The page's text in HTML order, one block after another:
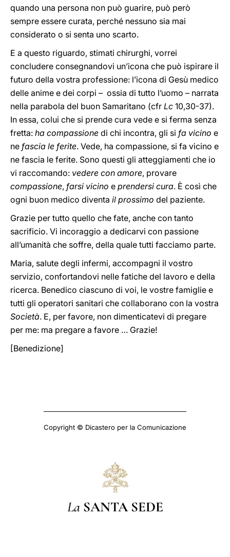
quando una persona non può guarire, può però
sempre essere curata, perché nessuno sia mai
considerato o si senta uno scarto.
E a questo riguardo, stimati chirurghi, vorrei
concludere consegnandovi un’icona che può ispirare il
futuro della vostra professione: l’icona di Gesù medico
delle anime e dei corpi – ossia di tutto l’uomo – narrata
nella parabola del buon Samaritano (cfr Lc 10,30-37).
In essa, colui che si prende cura vede e si ferma senza
fretta: ha compassione di chi incontra, gli si fa vicino e
ne fascia le ferite. Vede, ha compassione, si fa vicino e
ne fascia le ferite. Sono questi gli atteggiamenti che io
vi raccomando: vedere con amore, provare
compassione, farsi vicino e prendersi cura. È così che
ogni buon medico diventa il prossimo del paziente.
Grazie per tutto quello che fate, anche con tanto
sacrificio. Vi incoraggio a dedicarvi con passione
all’umanità che soffre, della quale tutti facciamo parte.
Maria, salute degli infermi, accompagni il vostro
servizio, confortandovi nelle fatiche del lavoro e della
ricerca. Benedico ciascuno di voi, le vostre famiglie e
tutti gli operatori sanitari che collaborano con la vostra
Società. E, per favore, non dimenticatevi di pregare
per me: ma pregare a favore … Grazie!
[Benedizione]
Copyright © Dicastero per la Comunicazione
La SANTA SEDE